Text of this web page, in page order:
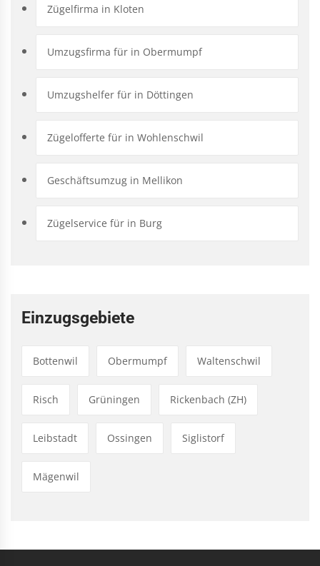
Zügelfirma in Kloten
Umzugsfirma für in Obermumpf
Umzugshelfer für in Döttingen
Zügelofferte für in Wohlenschwil
Geschäftsumzug in Mellikon
Zügelservice für in Burg
Einzugsgebiete
Bottenwil Obermumpf Waltenschwil
Risch Grüningen Rickenbach (ZH)
Leibstadt Ossingen Siglistorf
Mägenwil